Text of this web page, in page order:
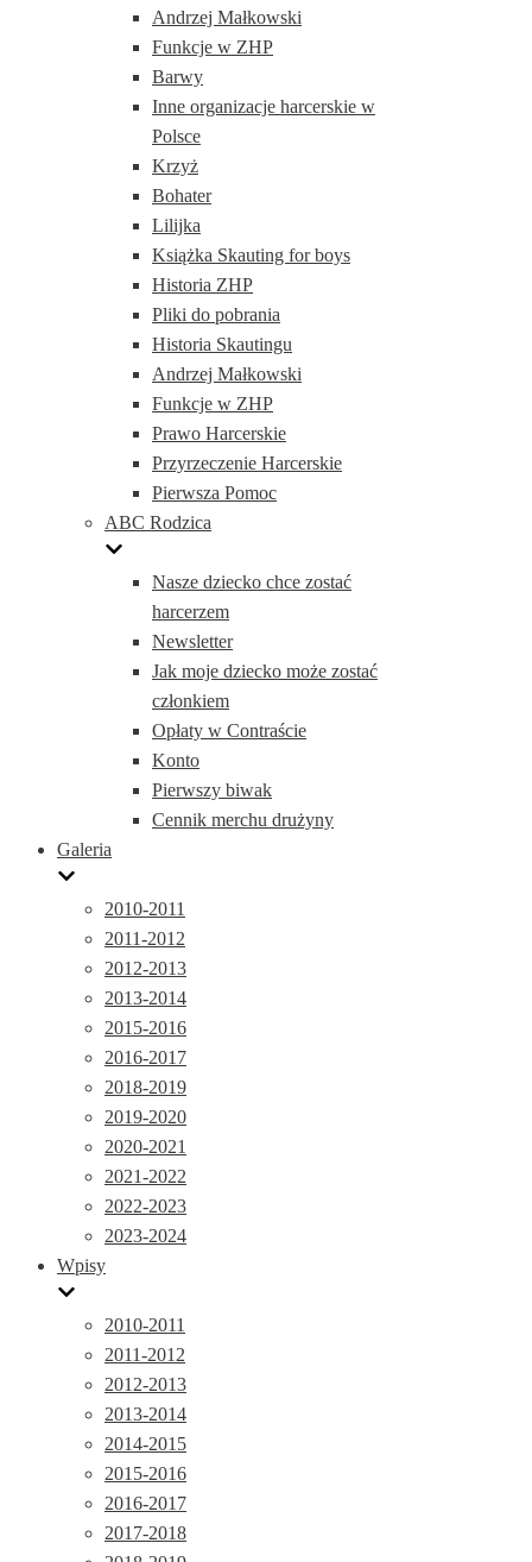
Andrzej Małkowski
Funkcje w ZHP
Barwy
Inne organizacje harcerskie w
Polsce
Krzyż
Bohater
Lilijka
Książka Skauting for boys
Historia ZHP
Pliki do pobrania
Historia Skautingu
Andrzej Małkowski
Funkcje w ZHP
Prawo Harcerskie
Przyrzeczenie Harcerskie
Pierwsza Pomoc
ABC Rodzica
Nasze dziecko chce zostać
harcerzem
Newsletter
Jak moje dziecko może zostać
członkiem
Opłaty w Contraście
Konto
Pierwszy biwak
Cennik merchu drużyny
Galeria
2010-2011
2011-2012
2012-2013
2013-2014
2015-2016
2016-2017
2018-2019
2019-2020
2020-2021
2021-2022
2022-2023
2023-2024
Wpisy
2010-2011
2011-2012
2012-2013
2013-2014
2014-2015
2015-2016
2016-2017
2017-2018